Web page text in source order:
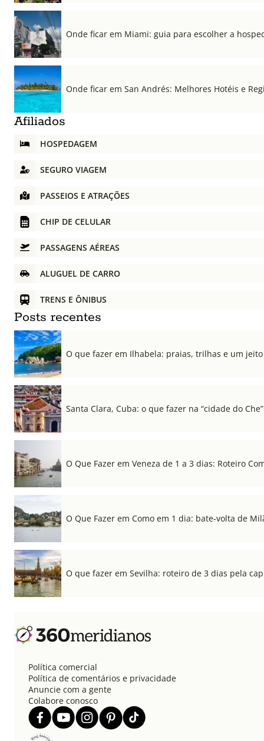
Onde ficar em Miami: guia para escolher a
Onde ficar em San Andrés: Melhores Hotéis e
Afiliados
HOSPEDAGEM
SEGURO VIAGEM
PASSEIOS E ATRAÇÕES
CHIP DE CELULAR
PASSAGENS AÉREAS
ALUGUEL DE CARRO
TRENS E ÔNIBUS
Posts recentes
O que fazer em Ilhabela: praias, trilhas e um
Santa Clara, Cuba: o que fazer na “cidade do Che”
O Que Fazer em Veneza de 1 a 3 dias: Roteiro
O Que Fazer em Como em 1 dia: bate-volta de
O que fazer em Sevilha: roteiro de 3 dias pela
Política comercial
Política de comentários e privacidade
Anuncie com a gente
Colabore conosco